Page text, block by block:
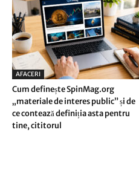
AFACERI
Cum definește SpinMag.org
„materiale de interes public” și de
ce contează definiția asta pentru
tine, cititorul